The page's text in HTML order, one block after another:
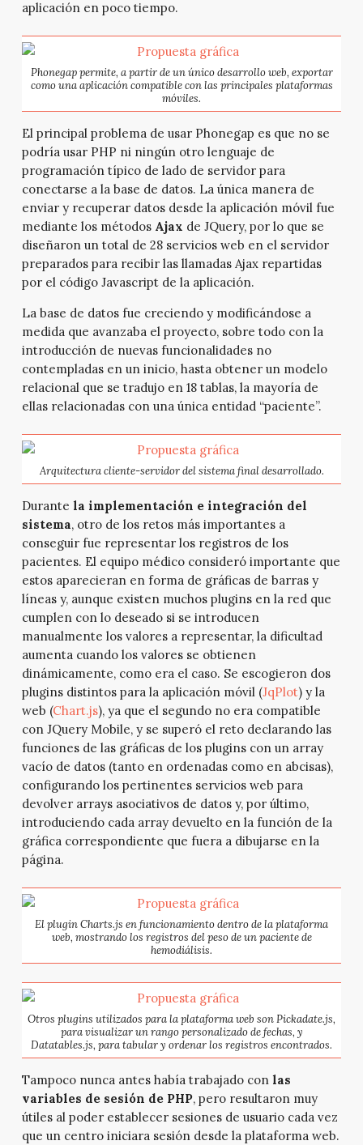
aplicación en poco tiempo.
Phonegap permite, a partir de un único desarrollo web, exportar
como una aplicación compatible con las principales plataformas
móviles.
El principal problema de usar Phonegap es que no se
podría usar PHP ni ningún otro lenguaje de
programación típico de lado de servidor para
conectarse a la base de datos. La única manera de
enviar y recuperar datos desde la aplicación móvil fue
mediante los métodosAjax de JQuery, por lo que se
diseñaron un total de 28 servicios web en el servidor
preparados para recibir las llamadas Ajax repartidas
por el código Javascript de la aplicación.
La base de datos fue creciendo y modificándose a
medida que avanzaba el proyecto, sobre todo con la
introducción de nuevas funcionalidades no
contempladas en un inicio, hasta obtener un modelo
relacional que se tradujo en 18 tablas, la mayoría de
ellas relacionadas con una única entidad “paciente”.
Arquitectura cliente-servidor del sistema final desarrollado.
Durante la implementación e integración del
sistema, otro de los retos más importantes a
conseguir fue representar los registros de los
pacientes. El equipo médico consideró importante que
estos aparecieran en forma de gráficas de barras y
líneas y, aunque existen muchos plugins en la red que
cumplen con lo deseado si se introducen
manualmente los valores a representar, la dificultad
aumenta cuando los valores se obtienen
dinámicamente, como era el caso. Se escogieron dos
plugins distintos para la aplicación móvil (JqPlot) y la
web (Chart.js), ya que el segundo no era compatible
con JQuery Mobile, y se superó el reto declarando las
funciones de las gráficas de los plugins con un array
vacío de datos (tanto en ordenadas como en abcisas),
configurando los pertinentes servicios web para
devolver arrays asociativos de datos y, por último,
introduciendo cada array devuelto en la función de la
gráfica correspondiente que fuera a dibujarse en la
página.
El plugin Charts.js en funcionamiento dentro de la plataforma
web, mostrando los registros del peso de un paciente de
hemodiálisis.
Otros plugins utilizados para la plataforma web son Pickadate.js,
para visualizar un rango personalizado de fechas, y
Datatables.js, para tabular y ordenar los registros encontrados.
Tampoco nunca antes había trabajado conlas
variables de sesión de PHP, pero resultaron muy
útiles al poder establecer sesiones de usuario cada vez
que un centro iniciara sesión desde la plataforma web.